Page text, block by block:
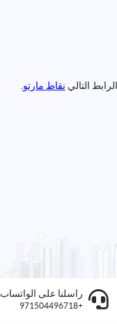
التالي نقاط مارتو
راسلنا على الواتساب
+971504496718